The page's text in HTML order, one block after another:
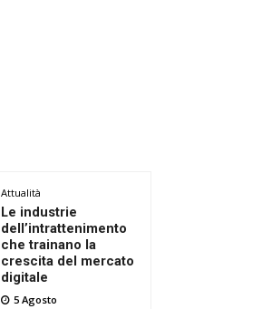
Attualità
Le industrie
dell’intrattenimento
che trainano la
crescita del mercato
digitale
5 Agosto